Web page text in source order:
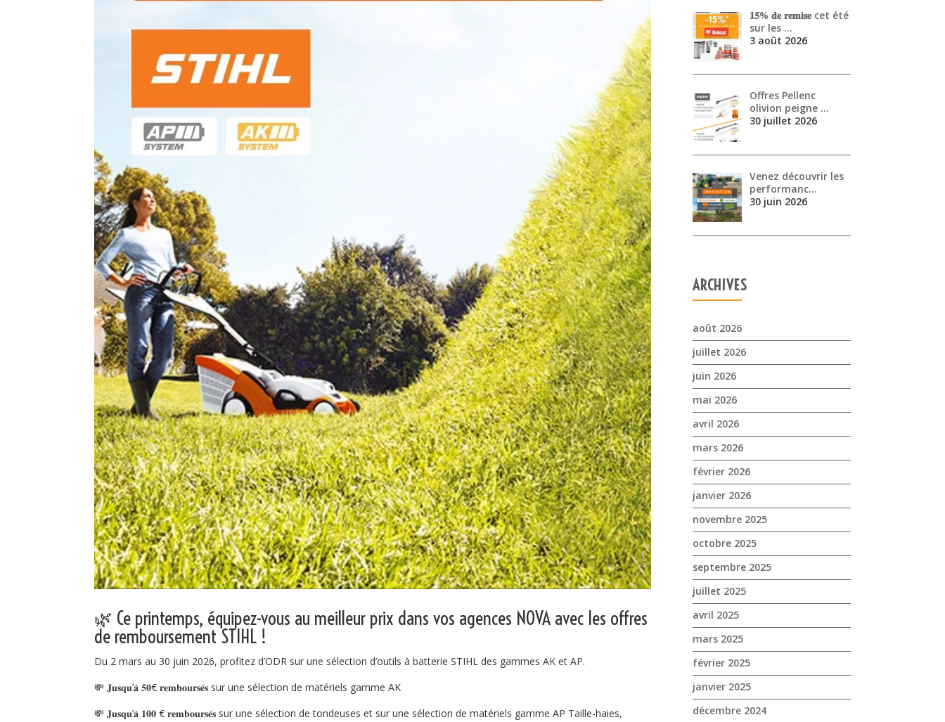
🌿 Ce printemps, équipez-vous au meilleur prix dans vos agences NOVA avec les offres
de remboursement STIHL !
Du 2 mars au 30 juin 2026, profitez d’ODR sur une sélection d’outils à batterie STIHL des gammes AK et AP.
💸 𝐉𝐮𝐬𝐪𝐮’𝐚̀ 𝟓𝟎€ 𝐫𝐞𝐦𝐛𝐨𝐮𝐫𝐬𝐞́𝐬 sur une sélection de matériels gamme AK
💸 𝐉𝐮𝐬𝐪𝐮’𝐚̀ 𝟏𝟎𝟎 € 𝐫𝐞𝐦𝐛𝐨𝐮𝐫𝐬𝐞́𝐬 sur une sélection de tondeuses et sur une sélection de matériels gamme AP Taille-haies,
𝟏𝟓% 𝐝𝐞 𝐫𝐞𝐦𝐢𝐬𝐞 cet été
sur les …
3 août 2026
Offres Pellenc
olivion peigne …
30 juillet 2026
Venez découvrir les
performanc…
30 juin 2026
ARCHIVES
août 2026
juillet 2026
juin 2026
mai 2026
avril 2026
mars 2026
février 2026
janvier 2026
novembre 2025
octobre 2025
septembre 2025
juillet 2025
avril 2025
mars 2025
février 2025
janvier 2025
décembre 2024